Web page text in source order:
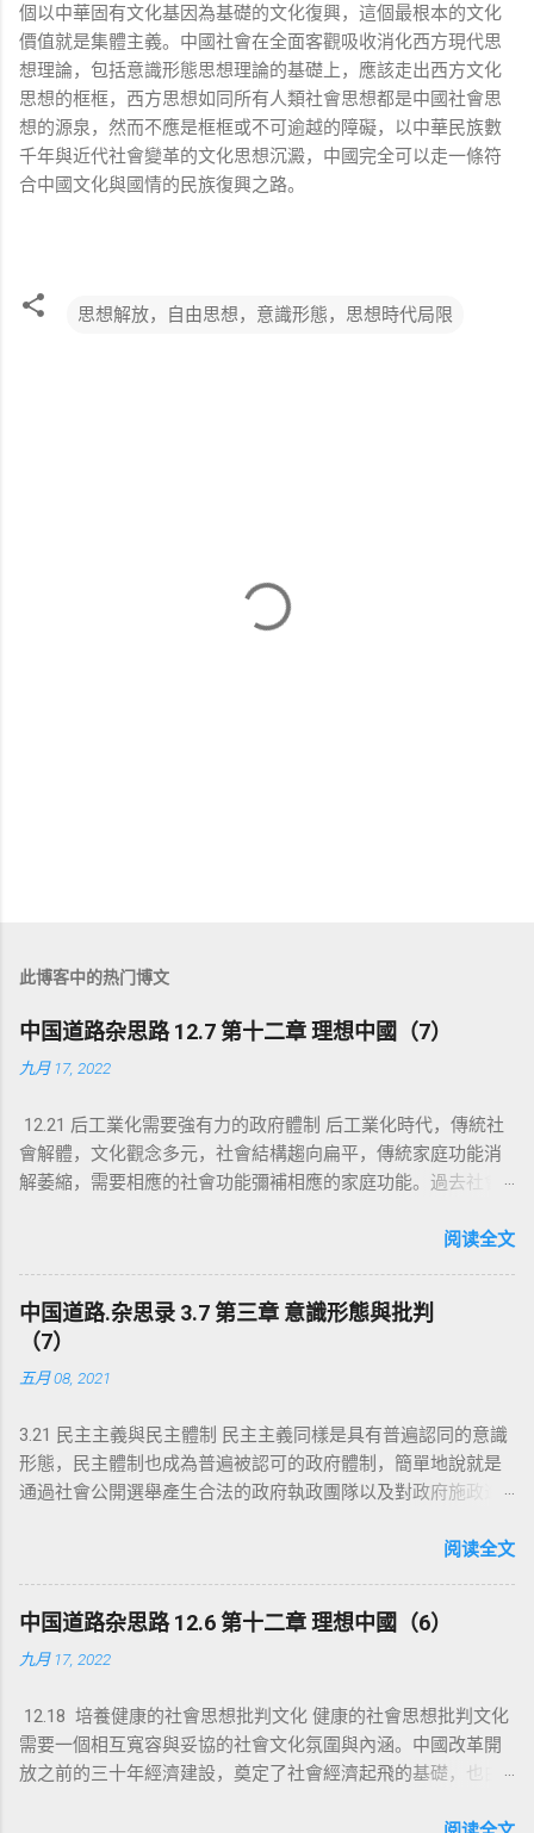
個以中華固有文化基因為基礎的文化復興，這個最根本的文化
價值就是集體主義。中國社會在全面客觀吸收消化西方現代思
想理論，包括意識形態思想理論的基礎上，應該走出西方文化
思想的框框，西方思想如同所有人類社會思想都是中國社會思
想的源泉，然而不應是框框或不可逾越的障礙，以中華民族數
千年與近代社會變革的文化思想沉澱，中國完全可以走一條符
合中國文化與國情的民族復興之路。
思想解放，自由思想，意識形態，思想時代局限
此博客中的热门博文
中国道路杂思路 12.7 第十二章 理想中國（7）
九月 17, 2022
12.21 后工業化需要強有力的政府體制 后工業化時代，傳統社
會解體，文化觀念多元，社會結構趨向扁平，傳統家庭功能消
解萎縮，需要相應的社會功能彌補相應的家庭功能。過去社會
庭就是維護生存最基本的手段，也成為基本的社會組織。個體
能，也由此產生與此相應的社會倫理道德，家庭的生存與照顧
老弱病殘成為社會個體自身的責任。現代社會生產力與科技的
發展，社會物質財富的富足，社會大眾靠自我個體能力也能在
社會中自立生存，舊有的社會基層細胞或家庭不再是社會個體
失去組織與保護功能，而現代社會文化與思想也鼓勵社會個體
以自我意願追求個體成就與幸福，這也必然帶來社會的倫理道
德觀念的改變。后工業化的社會將是一個碎片化與扁平的社
於家庭與社會基層的瓦解或萎縮使相應的個體職能變弱，或社
會個體不再意願承擔相應的社會家庭職能，這些都將成為社會
必須面對與解決的問題。比如社會生育率的下降，人口的減
少，個體的健康與養老等社會問題，這些過去屬於家庭的責任
都成為社會需要承擔的責任。表面是社會進步帶來的變化，卻
與幸福的社會個體將部分個體責任推向社會，這就是自由民主
價值鼓勵下，個體享樂意識的膨脹，追求個體幸福與成就的現
實必然結果。這是社會生產進步必然帶來的社會變化，自由權
阅读全文
中国道路.杂思录 3.7 第三章 意識形態與批判
（7）
五月 08, 2021
3.21 民主主義與民主體制 民主主義同樣是具有普遍認同的意識
形態，民主體制也成為普遍被認可的政府體制，簡單地說就是
通過社會公開選舉產生合法的政府執政團隊以及對政府施政進
穩定與成熟的政治體制。民主的本質就是一種管理的手段，在
起到非常積極的推動。民主在西方工業化過程所取得的的積極
作用，使民主體制成為社會具有現代文化文明的象征，也成為
解決一切社會問題的最佳答案，與自由主義意識形態一道成為
例表明民主並非解決一切問題的靈丹妙藥，也顯現一些問題。
在一些推行民主改革的地區，民主不僅沒有帶來預期的結果，
而是相反，民主的改革帶來社會動蕩，甚至社會分裂，經濟停
阅读全文
中国道路杂思路 12.6 第十二章 理想中國（6）
九月 17, 2022
12.18 培養健康的社會思想批判文化 健康的社會思想批判文化
需要一個相互寬容與妥協的社會文化氛圍與內涵。中國改革開
放之前的三十年經濟建設，奠定了社會經濟起飛的基礎，也由